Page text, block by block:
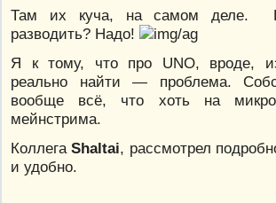
Там их куча, на самом деле.
разводить? Надо!
Я к тому, что про UNO, вроде,
реально найти — проблема.
вообще всё, что хоть на
мейнстрима.
КоллегаShaltai, рассмотрел
и удобно.